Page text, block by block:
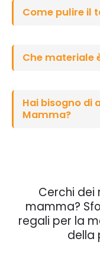
Come pulire il
Che materiale
Hai bisogno di
Mamma?
Cerchi dei
mamma?
regali per la
della